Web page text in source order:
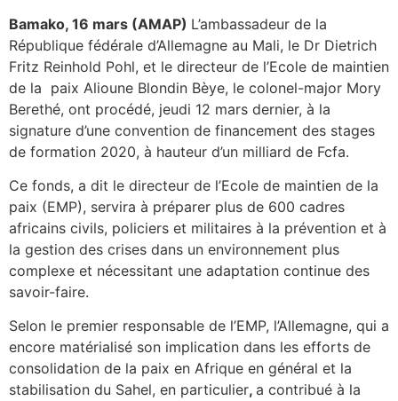
Bamako, 16 mars (AMAP) L’ambassadeur de la
République fédérale d’Allemagne au Mali, le Dr Dietrich
Fritz Reinhold Pohl, et le directeur de l’Ecole de maintien
de la paix Alioune Blondin Bèye, le colonel-major Mory
Berethé, ont procédé, jeudi 12 mars dernier, à la
signature d’une convention de financement des stages
de formation 2020, à hauteur d’un milliard de Fcfa.
Ce fonds, a dit le directeur de l’Ecole de maintien de la
paix (EMP), servira à préparer plus de 600 cadres
africains civils, policiers et militaires à la prévention et à
la gestion des crises dans un environnement plus
complexe et nécessitant une adaptation continue des
savoir-faire.
Selon le premier responsable de l’EMP, l’Allemagne, qui a
encore matérialisé son implication dans les efforts de
consolidation de la paix en Afrique en général et la
stabilisation du Sahel, en particulier, a contribué à la